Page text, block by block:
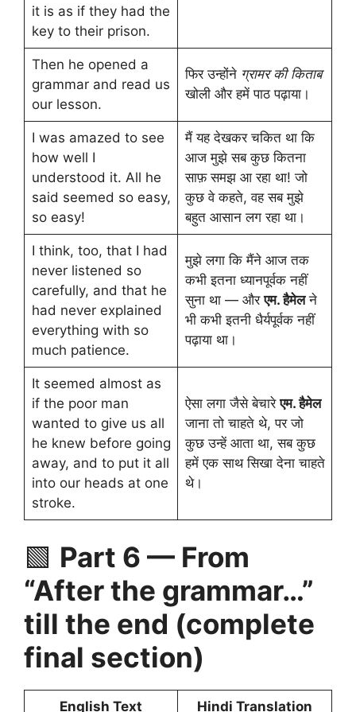
it is as if they had the
key to their prison.
Then he opened a
grammar and read us
our lesson.
फिर उन्होंने ग्रामर की किताब
खोली और हमें पाठ पढ़ाया।
I was amazed to see
how well I
understood it. All he
said seemed so easy,
so easy!
मैं यह देखकर चकित था कि
आज मुझे सब कुछ कितना
साफ़ समझ आ रहा था! जो
कुछ वे कहते, वह सब मुझे
बहुत आसान लग रहा था।
I think, too, that I had
never listened so
carefully, and that he
had never explained
everything with so
much patience.
मुझे लगा कि मैंने आज तक
कभी इतना ध्यानपूर्वक नहीं
सुना था — औरएम. हैमेलने
भी कभी इतनी धैर्यपूर्वक नहीं
पढ़ाया था।
It seemed almost as
if the poor man
wanted to give us all
he knew before going
away, and to put it all
into our heads at one
stroke.
ऐसा लगा जैसे बेचारेएम. हैमेल
जाना तो चाहते थे, पर जो
कुछ उन्हें आता था, सब कुछ
हमें एक साथ सिखा देना चाहते
थे।
🟩 Part 6 — From
“After the grammar…”
till the end (complete
final section)
English Text Hindi Translation